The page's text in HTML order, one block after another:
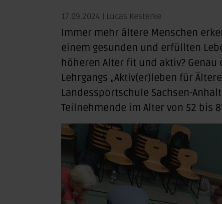
17.09.2024 | Lucas Kesterke
Immer mehr ältere Menschen
einem gesunden und erfüllten
höheren Alter fit und aktiv?
Lehrgangs „Aktiv(er)leben für
Landessportschule Sachsen-
Teilnehmende im Alter von 52 bis